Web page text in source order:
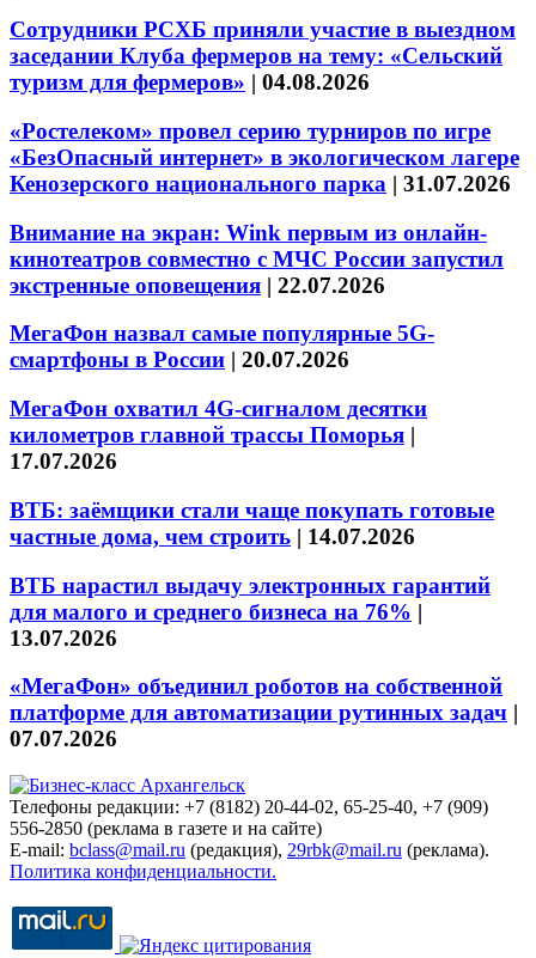
Сотрудники РСХБ приняли участие в выездном
заседании Клуба фермеров на тему: «Сельский
туризм для фермеров» | 04.08.2026
«Ростелеком» провел серию турниров по игре
«БезОпасный интернет» в экологическом лагере
Кенозерского национального парка | 31.07.2026
Внимание на экран: Wink первым из онлайн-
кинотеатров совместно с МЧС России запустил
экстренные оповещения | 22.07.2026
МегаФон назвал самые популярные 5G-
смартфоны в России | 20.07.2026
МегаФон охватил 4G-сигналом десятки
километров главной трассы Поморья |
17.07.2026
ВТБ: заёмщики стали чаще покупать готовые
частные дома, чем строить | 14.07.2026
ВТБ нарастил выдачу электронных гарантий
для малого и среднего бизнеса на 76% |
13.07.2026
«МегаФон» объединил роботов на собственной
платформе для автоматизации рутинных задач |
07.07.2026
Телефоны редакции: +7 (8182) 20-44-02, 65-25-40, +7 (909)
556-2850 (реклама в газете и на сайте)
E-mail: bclass@mail.ru (редакция), 29rbk@mail.ru (реклама).
Политика конфиденциальности.